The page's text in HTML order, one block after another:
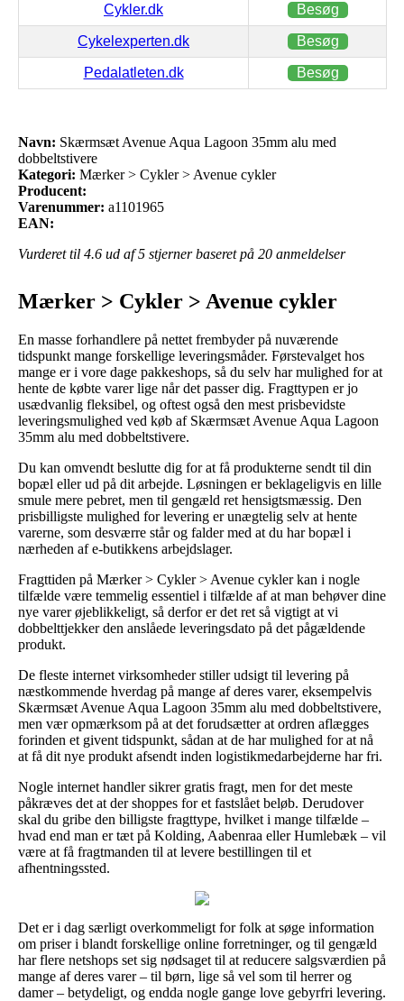
Cykler.dk Besøg
Cykelexperten.dk Besøg
Pedalatleten.dk Besøg
Navn: Skærmsæt Avenue Aqua Lagoon 35mm alu med
dobbeltstivere
Kategori: Mærker > Cykler > Avenue cykler
Producent:
Varenummer: a1101965
EAN:
Vurderet til 4.6 ud af 5 stjerner baseret på 20 anmeldelser
Mærker > Cykler > Avenue cykler
En masse forhandlere på nettet frembyder på nuværende
tidspunkt mange forskellige leveringsmåder. Førstevalget hos
mange er i vore dage pakkeshops, så du selv har mulighed for at
hente de købte varer lige når det passer dig. Fragttypen er jo
usædvanlig fleksibel, og oftest også den mest prisbevidste
leveringsmulighed ved køb af Skærmsæt Avenue Aqua Lagoon
35mm alu med dobbeltstivere.
Du kan omvendt beslutte dig for at få produkterne sendt til din
bopæl eller ud på dit arbejde. Løsningen er beklageligvis en lille
smule mere pebret, men til gengæld ret hensigtsmæssig. Den
prisbilligste mulighed for levering er unægtelig selv at hente
varerne, som desværre står og falder med at du har bopæl i
nærheden af e-butikkens arbejdslager.
Fragttiden på Mærker > Cykler > Avenue cykler kan i nogle
tilfælde være temmelig essentiel i tilfælde af at man behøver dine
nye varer øjeblikkeligt, så derfor er det ret så vigtigt at vi
dobbelttjekker den anslåede leveringsdato på det pågældende
produkt.
De fleste internet virksomheder stiller udsigt til levering på
næstkommende hverdag på mange af deres varer, eksempelvis
Skærmsæt Avenue Aqua Lagoon 35mm alu med dobbeltstivere,
men vær opmærksom på at det forudsætter at ordren aflægges
forinden et givent tidspunkt, sådan at de har mulighed for at nå
at få dit nye produkt afsendt inden logistikmedarbejderne har fri.
Nogle internet handler sikrer gratis fragt, men for det meste
påkræves det at der shoppes for et fastslået beløb. Derudover
skal du gribe den billigste fragttype, hvilket i mange tilfælde –
hvad end man er tæt på Kolding, Aabenraa eller Humlebæk – vil
være at få fragtmanden til at levere bestillingen til et
afhentningssted.
Det er i dag særligt overkommeligt for folk at søge information
om priser i blandt forskellige online forretninger, og til gengæld
har flere netshops set sig nødsaget til at reducere salgsværdien på
mange af deres varer – til børn, lige så vel som til herrer og
damer – betydeligt, og endda nogle gange love gebyrfri levering.